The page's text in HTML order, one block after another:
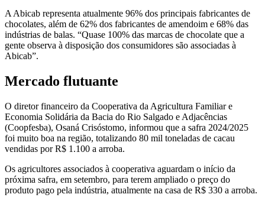
A Abicab representa atualmente 96% dos principais fabricantes de
chocolates, além de 62% dos fabricantes de amendoim e 68% das
indústrias de balas. “Quase 100% das marcas de chocolate que a
gente observa à disposição dos consumidores são associadas à
Abicab”.
Mercado flutuante
O diretor financeiro da Cooperativa da Agricultura Familiar e
Economia Solidária da Bacia do Rio Salgado e Adjacências
(Coopfesba), Osaná Crisóstomo, informou que a safra 2024/2025
foi muito boa na região, totalizando 80 mil toneladas de cacau
vendidas por R$ 1.100 a arroba.
Os agricultores associados à cooperativa aguardam o início da
próxima safra, em setembro, para terem ampliado o preço do
produto pago pela indústria, atualmente na casa de R$ 330 a arroba.